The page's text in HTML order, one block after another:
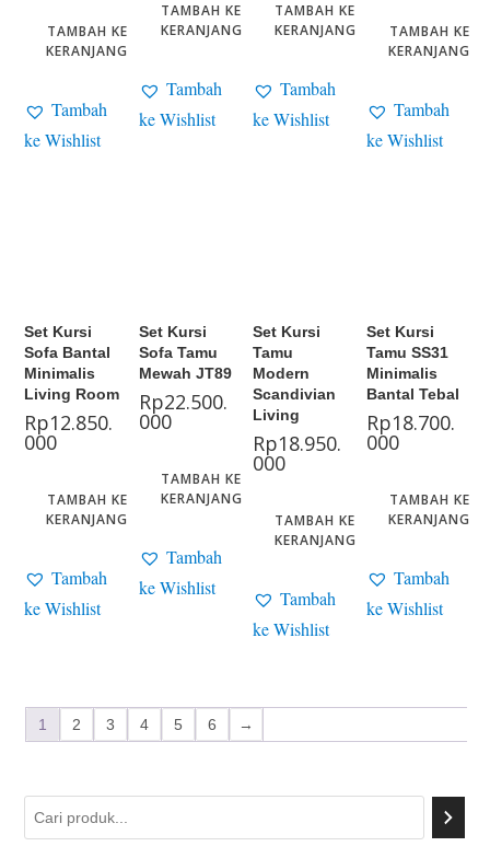
TAMBAH KE
KERANJANG
Tambah
ke Wishlist
TAMBAH KE
KERANJANG
Tambah
ke Wishlist
TAMBAH KE
KERANJANG
Tambah
ke Wishlist
TAMBAH KE
KERANJANG
Tambah
ke Wishlist
Set Kursi
Sofa Bantal
Minimalis
Living Room
Rp12.850.
000
TAMBAH KE
KERANJANG
Tambah
ke Wishlist
Set Kursi
Sofa Tamu
Mewah JT89
Rp22.500.
000
TAMBAH KE
KERANJANG
Tambah
ke Wishlist
Set Kursi
Tamu
Modern
Scandivian
Living
Rp18.950.
000
TAMBAH KE
KERANJANG
Tambah
ke Wishlist
Set Kursi
Tamu SS31
Minimalis
Bantal Tebal
Rp18.700.
000
TAMBAH KE
KERANJANG
Tambah
ke Wishlist
1 2 3 4 5 6 →